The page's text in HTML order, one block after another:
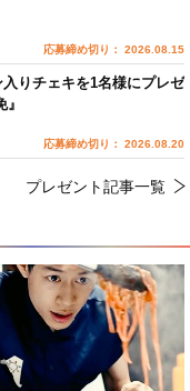
応募締め切り： 2026.08.15
りチェキを1名様にプレゼ
応募締め切り： 2026.08.20
プレゼント記事一覧